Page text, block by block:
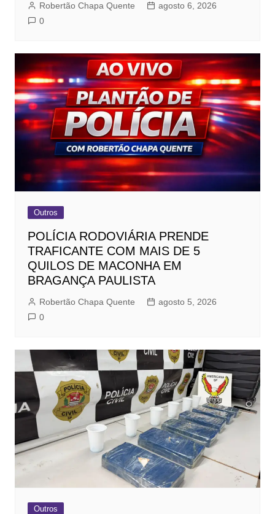
Robertão Chapa Quente
agosto 6, 2026
0
Outros
POLÍCIA RODOVIÁRIA PRENDE
TRAFICANTE COM MAIS DE 5
QUILOS DE MACONHA EM
BRAGANÇA PAULISTA
Robertão Chapa Quente
agosto 5, 2026
0
Outros